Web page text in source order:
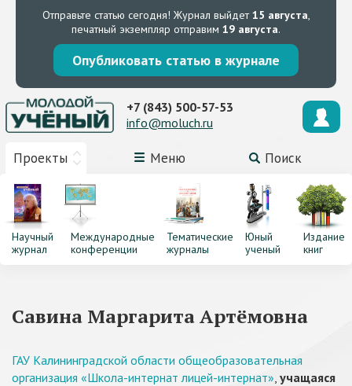
Отправьте статью сегодня! Журнал выйдет15 августа,
печатный экземпляр отправим 19 августа.
Опубликовать статью в журнале
Проекты Меню Поиск
+7 (843) 500-57-53
info@moluch.ru
Научный
журнал
Международные
конференции
Тематические
журналы
Юный
ученый
Издание
книг
Савина Маргарита Артёмовна
ГАУ Калининградской области общеобразовательная
организация «Школа-интернат лицей-интернат», учащаяся